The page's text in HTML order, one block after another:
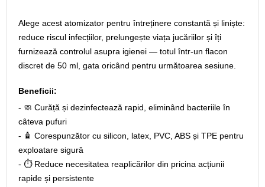
Alege acest atomizator pentru întreținere constantă și liniște:
reduce riscul infecțiilor, prelungește viața jucăriilor și îți
furnizează controlul asupra igienei — totul într-un flacon
discret de 50 ml, gata oricând pentru următoarea sesiune.
Beneficii:
- 🧼 Curăță și dezinfectează rapid, eliminând bacteriile în
câteva pufuri
- 🧴 Corespunzător cu silicon, latex, PVC, ABS și TPE pentru
exploatare sigură
- ⏱️ Reduce necesitatea reaplicărilor din pricina acțiunii
rapide și persistente